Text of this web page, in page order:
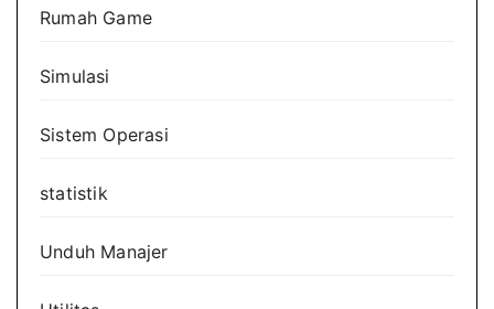
Rumah Game
Simulasi
Sistem Operasi
statistik
Unduh Manajer